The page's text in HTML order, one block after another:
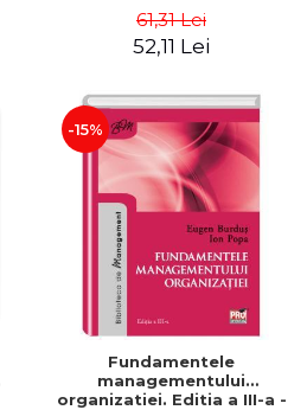
61,31 Lei
52,11 Lei
-15%
Fundamentele
managementului
organizatiei. Editia a III-a -